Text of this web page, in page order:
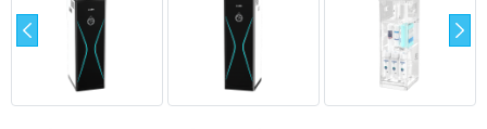
prev next